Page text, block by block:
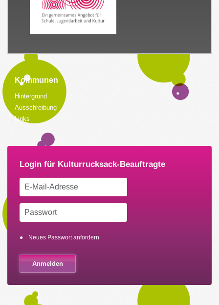
Kommunen
Hintergrund
Ausschreibung
Links
Neues Passwort anfordern